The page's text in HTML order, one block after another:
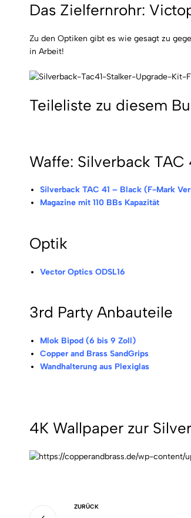
Das Zielfernrohr:
Zu den Optiken gibt es wie gesagt zu
in Arbeit!
Teileliste zu diesem
Waffe: Silverback TAC
Silverback TAC 41 – Black (F-Mark
Magazine mit 110 BBs Kapazität
Optik
Vector Optics ODSL16
3rd Party Anbauteile
Mlok Bipod (6 bis 9 Zoll)
Copper and Brass SandGrips
Wandhalterung aus Plexiglas
4K Wallpaper zur
ZURÜCK